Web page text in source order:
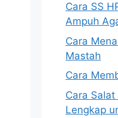
Cara SS
Ampuh
Cara
Mastah
Cara
Cara
Lengkap